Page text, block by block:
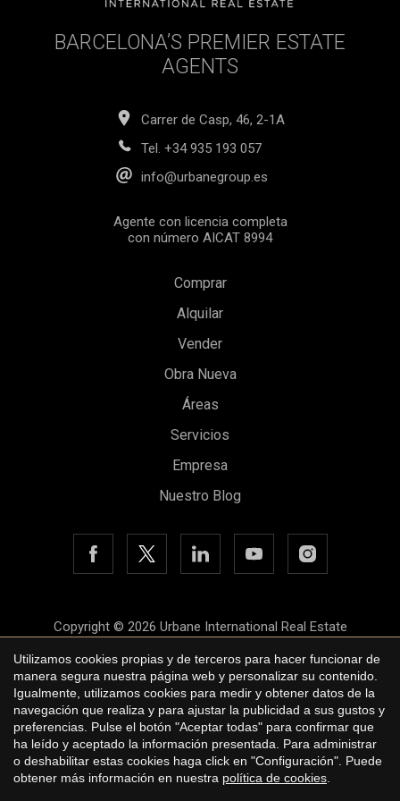
BARCELONA’S PREMIER ESTATE
AGENTS
Carrer de Casp, 46, 2-1A
Tel. +34 935 193 057
info@urbanegroup.es
Agente con licencia completa
con número AICAT 8994
Comprar
Alquilar
Vender
Obra Nueva
Áreas
Servicios
Empresa
Nuestro Blog
Copyright © 2026 Urbane International Real Estate
Aviso legal
Política de privacidad
Política de cookies
byiEstrategic
Utilizamos cookies propias y de terceros para hacer funcionar de
manera segura nuestra página web y personalizar su contenido.
Igualmente, utilizamos cookies para medir y obtener datos de la
navegación que realiza y para ajustar la publicidad a sus gustos y
preferencias. Pulse el botón "Aceptar todas" para confirmar que
ha leído y aceptado la información presentada. Para administrar
o deshabilitar estas cookies haga click en "Configuración". Puede
obtener más información en nuestra política de cookies
Guardar configuración Aceptar todas